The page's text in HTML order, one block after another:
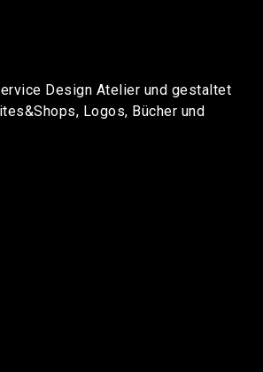
Design Atelier und gestaltet
Logos, Bücher und